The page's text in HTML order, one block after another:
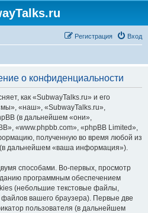
Вход
Регистрация
о конфиденциальности
как «SubwayTalks.ru» и его
«наш», «SubwayTalks.ru»,
(в дальнейшем «они»,
«www.phpbb.com», «phpBB Limited»,
полученную во время любой из
(в дальнейшем «ваша информация»).
способами. Во-первых, просмотр
программным обеспечением
(небольшие текстовые файлы,
вашего браузера). Первые две
пользователя (в дальнейшем